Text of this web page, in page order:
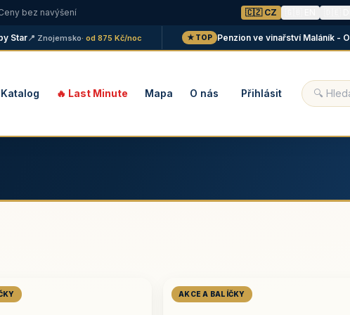
bez navýšení 🇨🇿 CZ
📍 Znojemsko· od 875 Kč/noc ★ TOP Penzion ve vinařství Maláník - Osička
Katalog 🔥 Last Minute Mapa O nás Přihlásit
AKCE A BALÍČKY